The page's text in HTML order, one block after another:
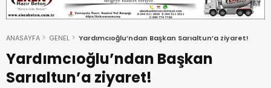
ANASAYFA GENEL Yardımcıoğlu’ndan Başkan Sarıaltun’a ziyaret!
Yardımcıoğlu’ndan Başkan
Sarıaltun’a ziyaret!